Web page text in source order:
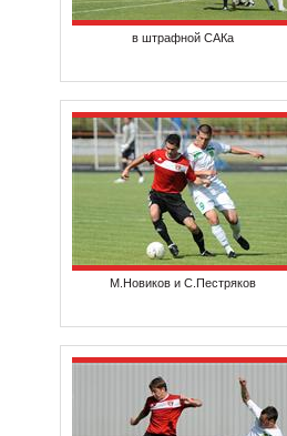
в штрафной САКа
М.Новиков и С.Пестряков